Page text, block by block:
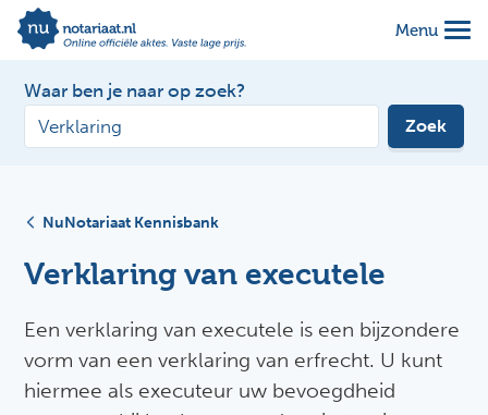
Menu
Waar ben je naar op zoek?
Zoek
NuNotariaat Kennisbank
Verklaring van executele
Een verklaring van executele is een bijzondere
vorm van een verklaring van erfrecht. U kunt
hiermee als executeur uw bevoegdheid